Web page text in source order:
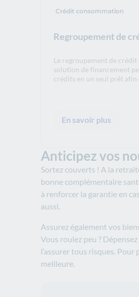
Regroupement de
Crédit consommation
Le regroupement de
solution de financement
crédits en un seul prêt
En savoir plus
Anticipez vos
Sortez couverts ! A la
bonne complémentaire
à renforcer la garantie en
aussi.
Assurez également vos
Vous roulez peu ?
l’assurer tous risques.
meilleure.